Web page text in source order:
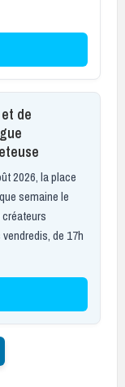
de
2026, la place
semaine le
de 17h